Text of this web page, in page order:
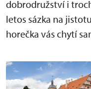
dobrodružství i
letos sázka na
horečka vás chytí